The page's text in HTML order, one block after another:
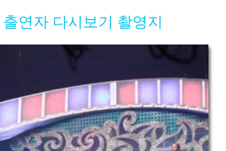
연자 다시보기 촬영지